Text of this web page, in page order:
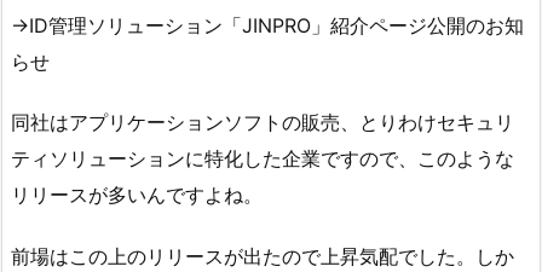
→ID管理ソリューション「JINPRO」紹介ページ公開のお知
らせ
同社はアプリケーションソフトの販売、とりわけセキュリ
ティソリューションに特化した企業ですので、このような
リリースが多いんですよね。
前場はこの上のリリースが出たので上昇気配でした。しか